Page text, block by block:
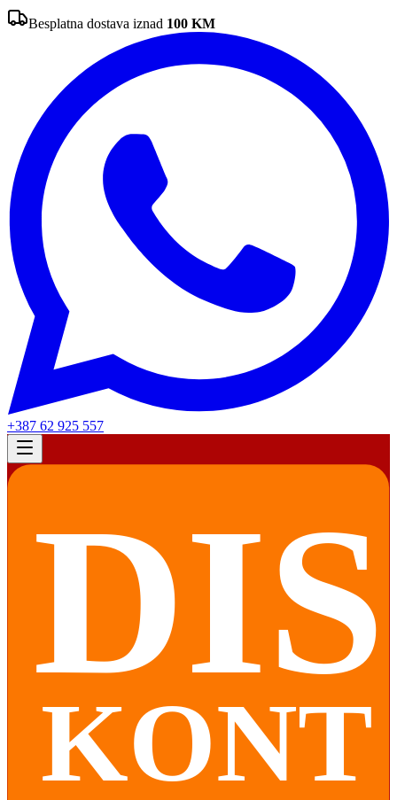
Besplatna dostava iznad 100 KM
+387 62 925 557